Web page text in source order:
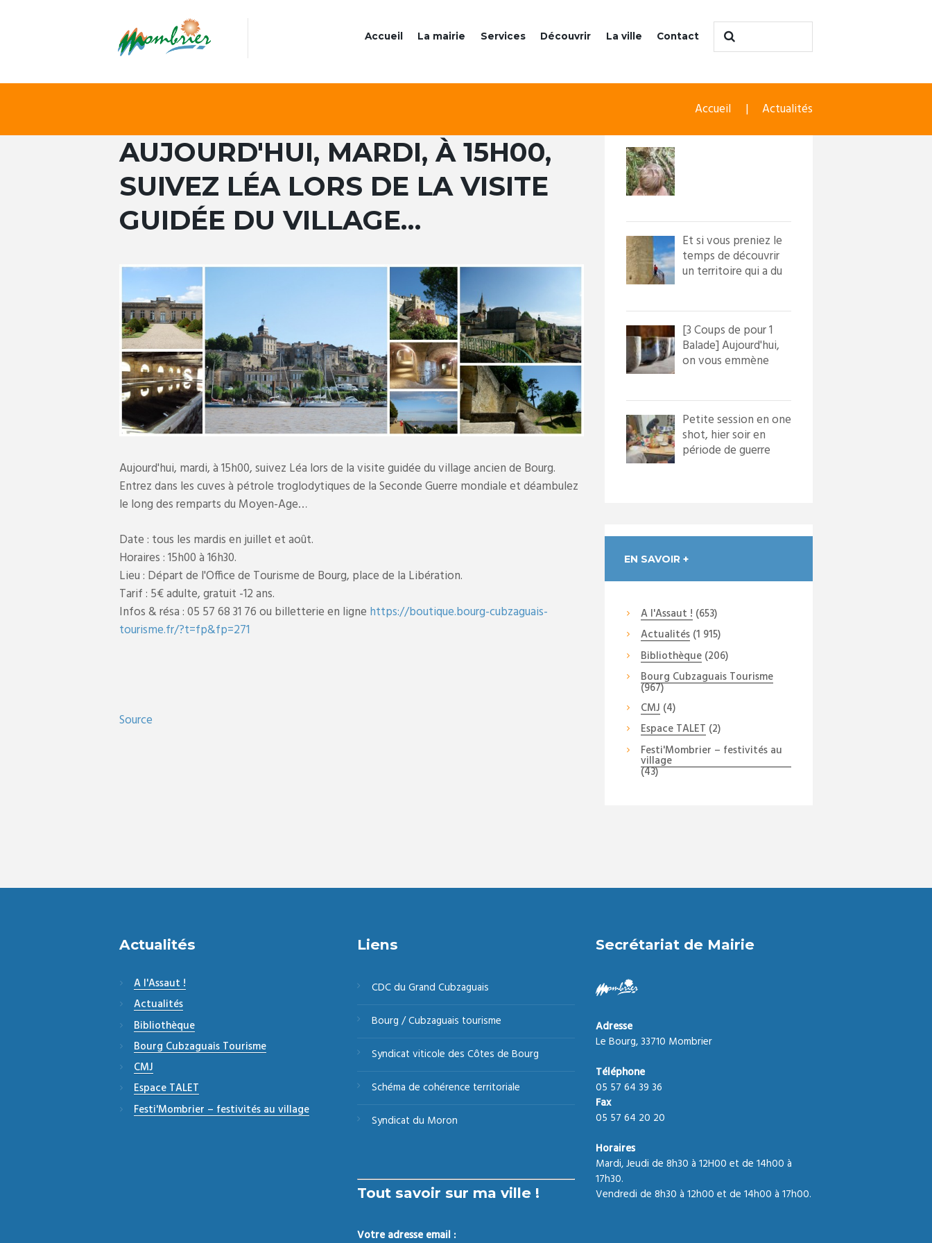
Accueil La mairie Services Découvrir La ville Contact
Accueil Actualités
AUJOURD'HUI, MARDI, À 15H00,
SUIVEZ LÉA LORS DE LA VISITE
GUIDÉE DU VILLAGE…
Aujourd'hui, mardi, à 15h00, suivez Léa lors de la visite guidée du village ancien de Bourg.
Entrez dans les cuves à pétrole troglodytiques de la Seconde Guerre mondiale et déambulez
le long des remparts du Moyen-Age…
Date : tous les mardis en juillet et août.
Horaires : 15h00 à 16h30.
Lieu : Départ de l'Office de Tourisme de Bourg, place de la Libération.
Tarif : 5€ adulte, gratuit -12 ans.
Infos & résa : 05 57 68 31 76 ou billetterie en ligne https://boutique.bourg-cubzaguais-
tourisme.fr/?t=fp&fp=271
Source
Et si vous preniez le
temps de découvrir
un territoire qui a du
[3 Coups de pour 1
Balade] Aujourd'hui,
on vous emmène
Petite session en one
shot, hier soir en
période de guerre
EN SAVOIR +
A l'Assaut ! (653)
Actualités(1 915)
Bibliothèque(206)
Bourg Cubzaguais Tourisme
(967)
CMJ (4)
Espace TALET (2)
Festi'Mombrier – festivités au
village
(43)
Actualités
A l'Assaut !
Actualités
Bibliothèque
Bourg Cubzaguais Tourisme
CMJ
Espace TALET
Festi'Mombrier – festivités au village
Liens
CDC du Grand Cubzaguais
Bourg / Cubzaguais tourisme
Syndicat viticole des Côtes de Bourg
Schéma de cohérence territoriale
Syndicat du Moron
Tout savoir sur ma ville !
Votre adresse email :
Secrétariat de Mairie
Adresse
Le Bourg, 33710 Mombrier
Téléphone
05 57 64 39 36
Fax
05 57 64 20 20
Horaires
Mardi, Jeudi de 8h30 à 12H00 et de 14h00 à
17h30.
Vendredi de 8h30 à 12h00 et de 14h00 à 17h00.